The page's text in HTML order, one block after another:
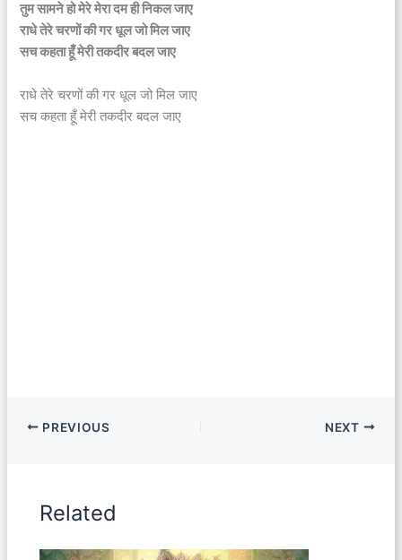
तुम सामने हो मेरे मेरा दम ही निकल जाए
राधे तेरे चरणों की गर धूल जो मिल जाए
सच कहता हूँ मेरी तकदीर बदल जाए
राधे तेरे चरणों की गर धूल जो मिल जाए
सच कहता हूँ मेरी तकदीर बदल जाए
PREVIOUS NEXT
Related